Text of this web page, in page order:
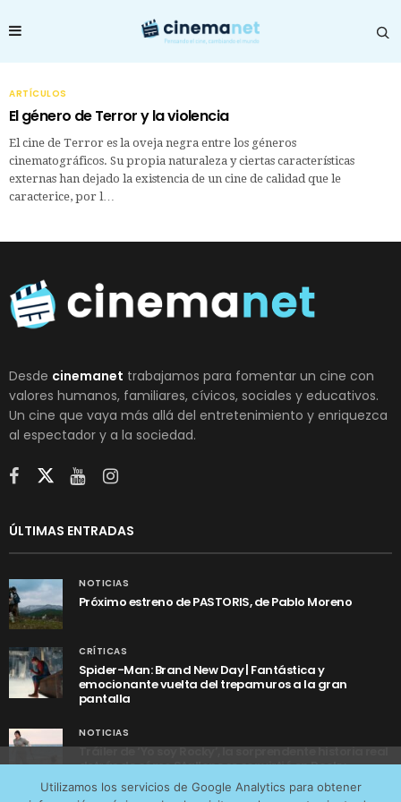
ARTÍCULOS
El género de Terror y la violencia
El cine de Terror es la oveja negra entre los géneros
cinematográficos. Su propia naturaleza y ciertas características
externas han dejado la existencia de un cine de calidad que le
caracterice, por l…
Desde cinemanet trabajamos para fomentar un cine con
valores humanos, familiares, cívicos, sociales y educativos.
Un cine que vaya más allá del entretenimiento y enriquezca
al espectador y a la sociedad.
ÚLTIMAS ENTRADAS
NOTICIAS
Próximo estreno de PASTORIS, de Pablo Moreno
CRÍTICAS
Spider-Man: Brand New Day | Fantástica y
emocionante vuelta del trepamuros a la gran
pantalla
NOTICIAS
Tráiler de ‘Yo soy Rocky’, la sorprendente historia real
detrás de cómo Stallone se convirtió en Rocky
Utilizamos los servicios de Google Analytics para obtener
tráfico web que recibimos y conocer los servicios que